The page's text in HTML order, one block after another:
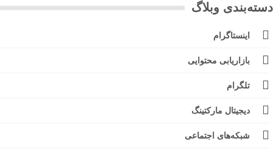
وبلاگ
اینستاگرام
بازاریابی محتوایی
تلگرام
دیجیتال مارکتینگ
شبکه‌های اجتماعی